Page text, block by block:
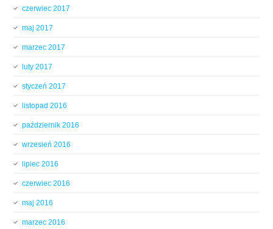
czerwiec 2017
maj 2017
marzec 2017
luty 2017
styczeń 2017
listopad 2016
październik 2016
wrzesień 2016
lipiec 2016
czerwiec 2016
maj 2016
marzec 2016